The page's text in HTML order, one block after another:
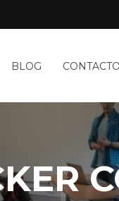
BLOG CONTACTO